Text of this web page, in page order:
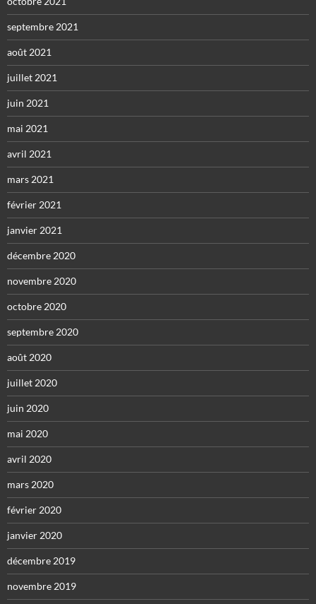
septembre 2021
août 2021
juillet 2021
juin 2021
mai 2021
avril 2021
mars 2021
février 2021
janvier 2021
décembre 2020
novembre 2020
octobre 2020
septembre 2020
août 2020
juillet 2020
juin 2020
mai 2020
avril 2020
mars 2020
février 2020
janvier 2020
décembre 2019
novembre 2019